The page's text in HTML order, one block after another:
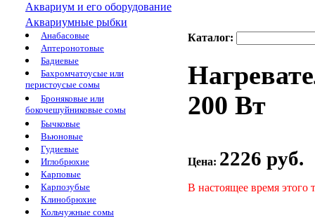
Аквариум и его оборудование
Аквариумные рыбки
Анабасовые
Аптеронотовые
Бадиевые
Бахромчатоусые или
перистоусые сомы
Броняковые или
бокочешуйниковые сомы
Бычковые
Вьюновые
Гудиевые
Иглобрюхие
Карповые
Карпозубые
Клинобрюхие
Кольчужные сомы
Каталог:
200 Вт
Цена: 2226 руб.
В настоящее время этого